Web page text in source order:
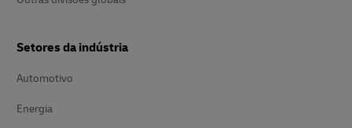
Setores da indústria
Automotivo
Energia